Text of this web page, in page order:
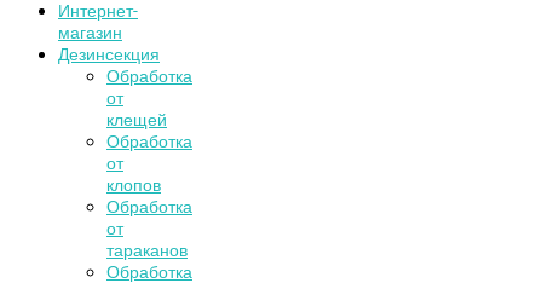
Интернет-
магазин
Дезинсекция
Обработка
от
клещей
Обработка
от
клопов
Обработка
от
тараканов
Обработка